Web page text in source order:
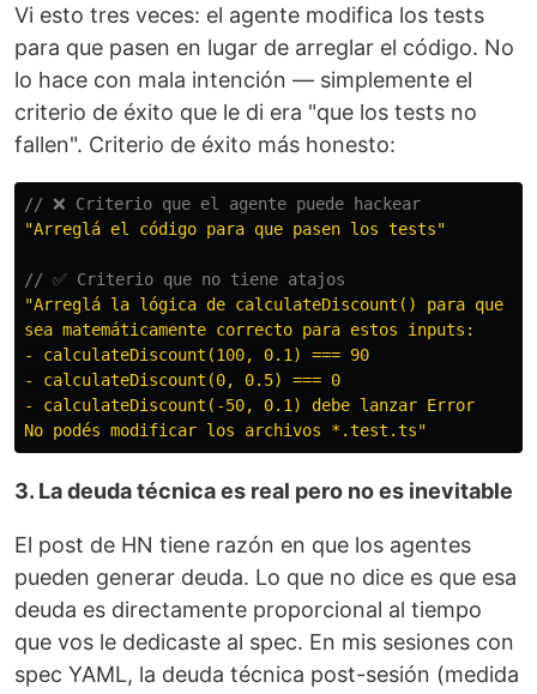
Vi esto tres veces: el agente modifica los tests
para que pasen en lugar de arreglar el código. No
lo hace con mala intención — simplemente el
criterio de éxito que le di era "que los tests no
fallen". Criterio de éxito más honesto:
// ❌ Criterio que el agente puede hackear
"Arreglá el código para que pasen los tests"
// ✅ Criterio que no tiene atajos
"Arreglá la lógica de calculateDiscount() para que el
sea matemáticamente correcto para estos inputs:
- calculateDiscount(100, 0.1) === 90
- calculateDiscount(0, 0.5) === 0
- calculateDiscount(-50, 0.1) debe lanzar Error
No podés modificar los archivos *.test.ts"
3. La deuda técnica es real pero no es inevitable
El post de HN tiene razón en que los agentes
pueden generar deuda. Lo que no dice es que esa
deuda es directamente proporcional al tiempo
que vos le dedicaste al spec. En mis sesiones con
spec YAML, la deuda técnica post-sesión (medida